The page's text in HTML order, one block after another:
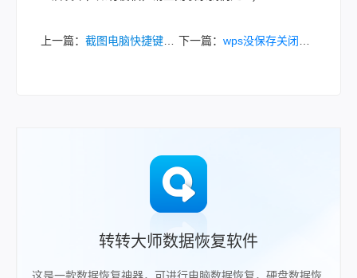
上一篇： 截图电脑快捷键ctrl加什么？分享6个实用截图方法！ 下一篇： wps没保存关闭了怎么恢复数据？这4个找回方法了解一下！
转转大师数据恢复软件